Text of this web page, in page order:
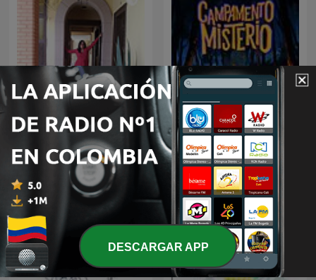
Cuentos y Más Cuentos Campamento Misterio
DESCARGAR APP